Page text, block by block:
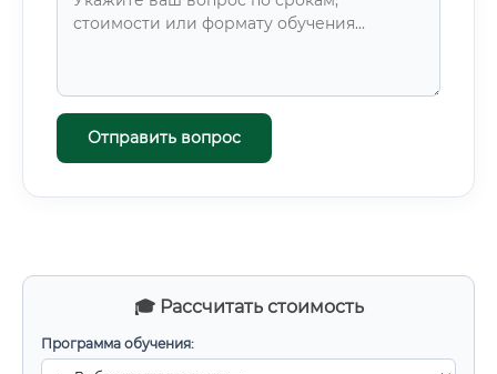
🎓 Рассчитать стоимость
Программа обучения:
Отправить вопрос